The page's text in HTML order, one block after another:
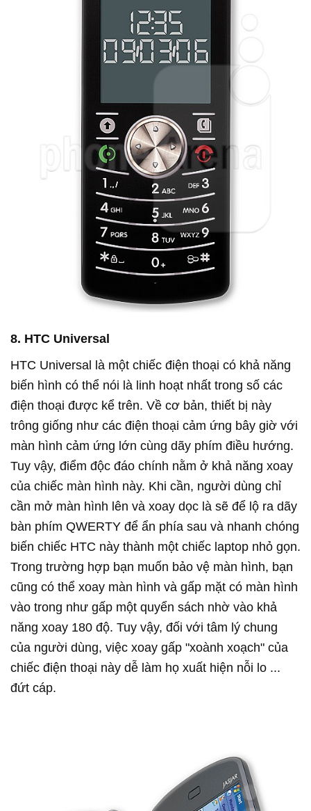
8. HTC Universal
HTC Universal là một chiếc điện thoại có khả năng
biến hình có thể nói là linh hoạt nhất trong số các
điện thoại được kể trên. Về cơ bản, thiết bị này
trông giống như các điện thoại cảm ứng bây giờ với
màn hình cảm ứng lớn cùng dãy phím điều hướng.
Tuy vậy, điểm độc đáo chính nằm ở khả năng xoay
của chiếc màn hình này. Khi cần, người dùng chỉ
cần mở màn hình lên và xoay dọc là sẽ để lộ ra dãy
bàn phím QWERTY để ẩn phía sau và nhanh chóng
biến chiếc HTC này thành một chiếc laptop nhỏ gọn.
Trong trường hợp bạn muốn bảo vệ màn hình, bạn
cũng có thể xoay màn hình và gấp mặt có màn hình
vào trong như gấp một quyển sách nhờ vào khả
năng xoay 180 độ. Tuy vậy, đối với tâm lý chung
của người dùng, việc xoay gấp "xoành xoạch" của
chiếc điện thoại này dễ làm họ xuất hiện nỗi lo ...
đứt cáp.